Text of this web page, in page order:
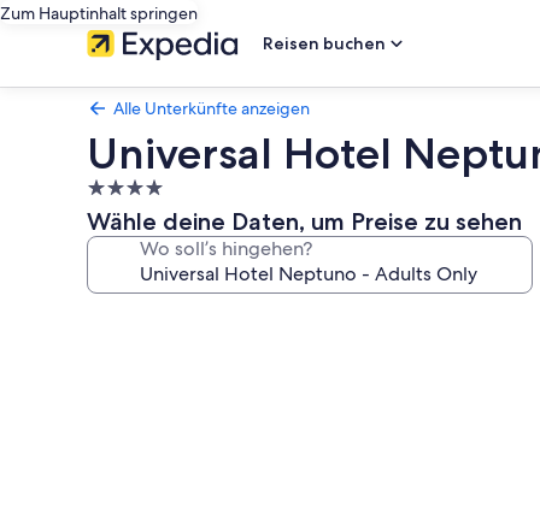
Zum Hauptinhalt springen
Reisen buchen
Alle Unterkünfte anzeigen
Universal Hotel
4.0-
Sterne-
Unterkunft
Wähle deine Daten, um Preise zu sehen
Wo soll’s hingehen?